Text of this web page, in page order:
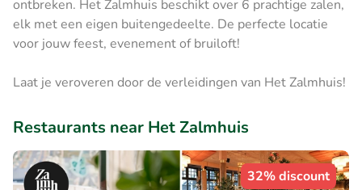
ontbreken. Het Zalmhuis beschikt over 6 prachtige zalen,
elk met een eigen buitengedeelte. De perfecte locatie
voor jouw feest, evenement of bruiloft!
Laat je veroveren door de verleidingen van Het Zalmhuis!
Restaurants near Het Zalmhuis
32% discount